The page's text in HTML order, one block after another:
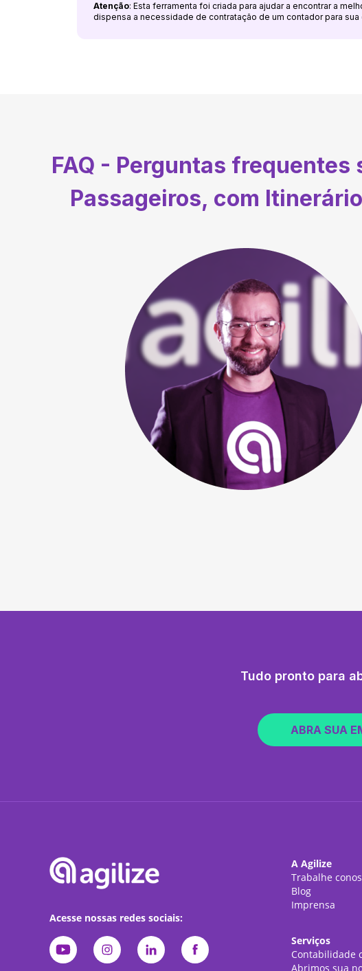
Atenção: Esta ferramenta foi criada para ajudar a encontrar a
dispensa a necessidade de contratação de um contador para sua
FAQ - Perguntas frequentes
Passageiros, com
Tudo pronto para
ABRA SUA
Acesse nossas redes sociais:
A Agilize
Trabalhe
Blog
Imprensa
Serviços
Contabilidade
Abrimos sua